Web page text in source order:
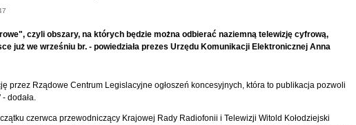
czyli obszary, na których będzie można odbierać naziemną telewizję cyfrową,
już we wrześniu br. - powiedziała prezes Urzędu Komunikacji Elektronicznej Anna
przez Rządowe Centrum Legislacyjne ogłoszeń koncesyjnych, która to publikacja pozwoli
dodała.
czerwca przewodniczący Krajowej Rady Radiofonii i Telewizji Witold Kołodziejski